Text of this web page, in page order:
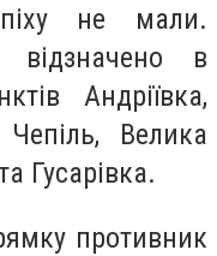
не мали.
відзначено в
Андріївка,
Велика
Гусарівка.
противник